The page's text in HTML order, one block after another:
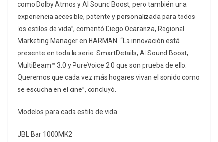
como Dolby Atmos y AI Sound Boost, pero también una
experiencia accesible, potente y personalizada para todos
los estilos de vida”, comentó Diego Ocaranza, Regional
Marketing Manager en HARMAN. “La innovación está
presente en toda la serie: SmartDetails, AI Sound Boost,
MultiBeam™ 3.0 y PureVoice 2.0 que son prueba de ello.
Queremos que cada vez más hogares vivan el sonido como
se escucha en el cine”, concluyó.
Modelos para cada estilo de vida
JBL Bar 1000MK2